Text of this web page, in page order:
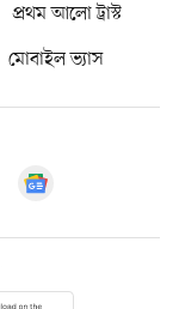
প্রথম আলো ট্রাস্ট
মোবাইল ভ্যাস